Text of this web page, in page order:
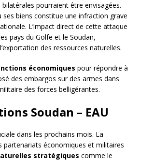
pourraient être envisagées.
biens constitue une infraction grave
L’impact direct de cette attaque
pays du Golfe et le Soudan,
des ressources naturelles.
économiques pour répondre à
des embargos sur des armes dans
des forces belligérantes.
Soudan – EAU
dans les prochains mois. La
partenariats économiques et militaires
stratégiques comme le